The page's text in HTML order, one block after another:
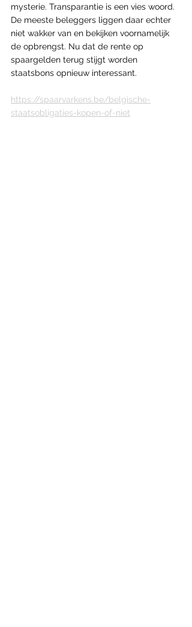
mysterie. Transparantie is een vies woord.
De meeste beleggers liggen daar echter
niet wakker van en bekijken voornamelijk
de opbrengst. Nu dat de rente op
spaargelden terug stijgt worden
staatsbons opnieuw interessant.
https://spaarvarkens.be/belgische-
staatsobligaties-kopen-of-niet